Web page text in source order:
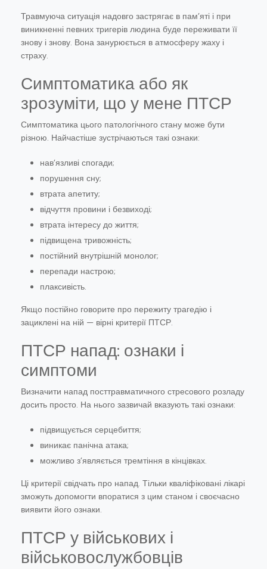
Травмуюча ситуація надовго застрягає в пам’яті і при
виникненні певних тригерів людина буде переживати її
знову і знову. Вона занурюється в атмосферу жаху і
страху.
Симптоматика або як
зрозуміти, що у мене ПТСР
Симптоматика цього патологічного стану може бути
різною. Найчастіше зустрічаються такі ознаки:
нав’язливі спогади;
порушення сну;
втрата апетиту;
відчуття провини і безвиході;
втрата інтересу до життя;
підвищена тривожність;
постійний внутрішній монолог;
перепади настрою;
плаксивість.
Якщо постійно говорите про пережиту трагедію і
зациклені на ній — вірні критерії ПТСР.
ПТСР напад: ознаки і
симптоми
Визначити напад посттравматичного стресового розладу
досить просто. На нього зазвичай вказують такі ознаки:
підвищується серцебиття;
виникає панічна атака;
можливо з’являється тремтіння в кінцівках.
Ці критерії свідчать про напад. Тільки кваліфіковані лікарі
зможуть допомогти впоратися з цим станом і своєчасно
виявити його ознаки.
ПТСР у військових і
військовослужбовців